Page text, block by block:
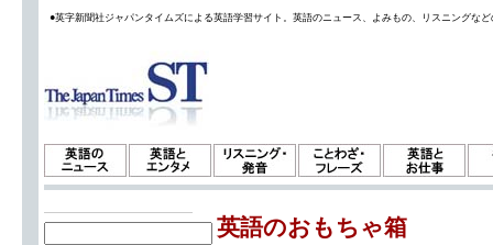
●英字新聞社ジャパンタイムズによる英語学習サイト。英語のニュース、よみもの、リスニングな
英語のおもちゃ箱